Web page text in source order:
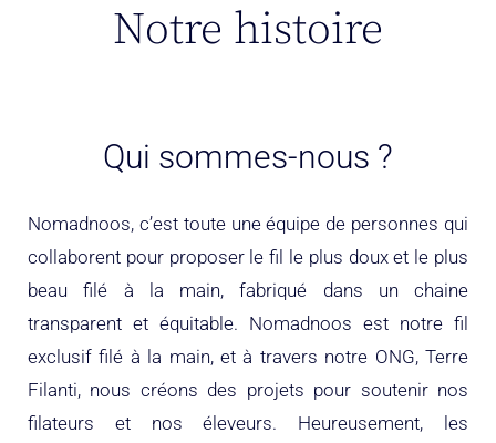
Notre histoire
Qui sommes-nous ?
Nomadnoos, c’est toute une équipe de personnes qui
collaborent pour proposer le fil le plus doux et le plus
beau filé à la main, fabriqué dans un chaine
transparent et équitable. Nomadnoos est notre fil
exclusif filé à la main, et à travers notre ONG, Terre
Filanti, nous créons des projets pour soutenir nos
filateurs et nos éleveurs. Heureusement, les